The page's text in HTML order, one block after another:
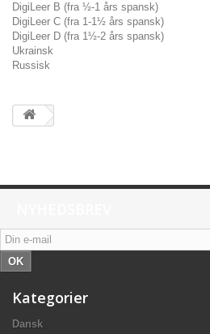
DigiLeer B (fra ½-1 års spansk)
DigiLeer C (fra 1-1½ års spansk)
DigiLeer D (fra 1½-2 års spansk)
Ukrainsk
Russisk
OK
Kategorier
Dansk